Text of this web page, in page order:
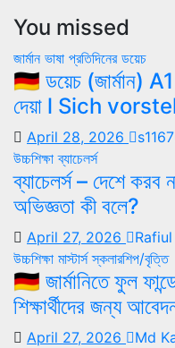
You missed
জার্মান ভাষা প্রতিদিনের ডয়েচ
🇩🇪 ডয়েচ (জার্মান)
দেয়া l Sich
April 28, 2026
উচ্চশিক্ষাব্যাচেলর্স
ব্যাচেলর্স – দেশে করব
অভিজ্ঞতা কী বলে?
April 27, 2026
উচ্চশিক্ষা মাস্টার্সস্কলারশিপ/বৃত্তি
🇩🇪 জার্মানিতে ফুল
শিক্ষার্থীদের জন্য
April 27, 2026
Md